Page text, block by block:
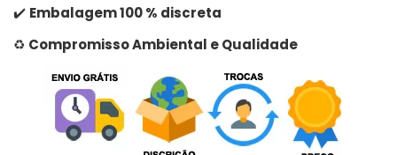
✔️ Embalagem 100 % discreta
♻️ Compromisso Ambiental e Qualidade